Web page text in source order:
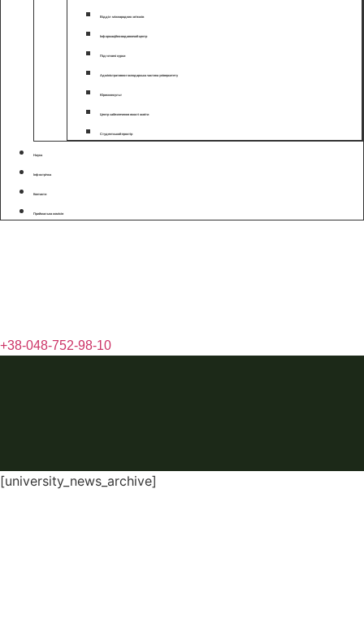
Відділ міжнародних зв’язків
Інформаційно-видавничий центр
Підготовчі курси
Адміністративно-господарська частина університету
Юрисконсульт
Центр забезпечення якості освіти
Студентський простір
Наука
Інфострічка
Контакти
Приймальна комісія
+38-048-752-98-10
[university_news_archive]